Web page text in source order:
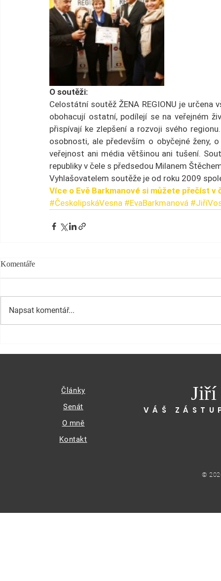
O soutěži:
Celostátní soutěž ŽENA REGIONU je
obohacují ostatní, podílejí se na veřejném
přispívají ke zlepšení a rozvoji svého
osobnosti, ale především o obyčejné ženy,
veřejnost ani média většinou ani tušení.
republiky v čele s předsedou Milanem
Vyhlašovatelem soutěže je od roku 2009
Více o Evě Barkmanové si můžete přečíst v
#ČeskolipskáVesna #EvaBarkmanová
Komentáře
Napsat komentář...
Články
Senát
O mně
Kontakt
Jiří
VÁŠ
©